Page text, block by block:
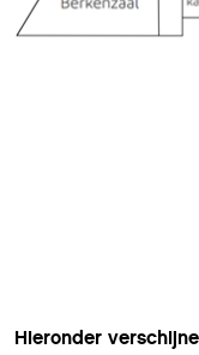
Hieronder